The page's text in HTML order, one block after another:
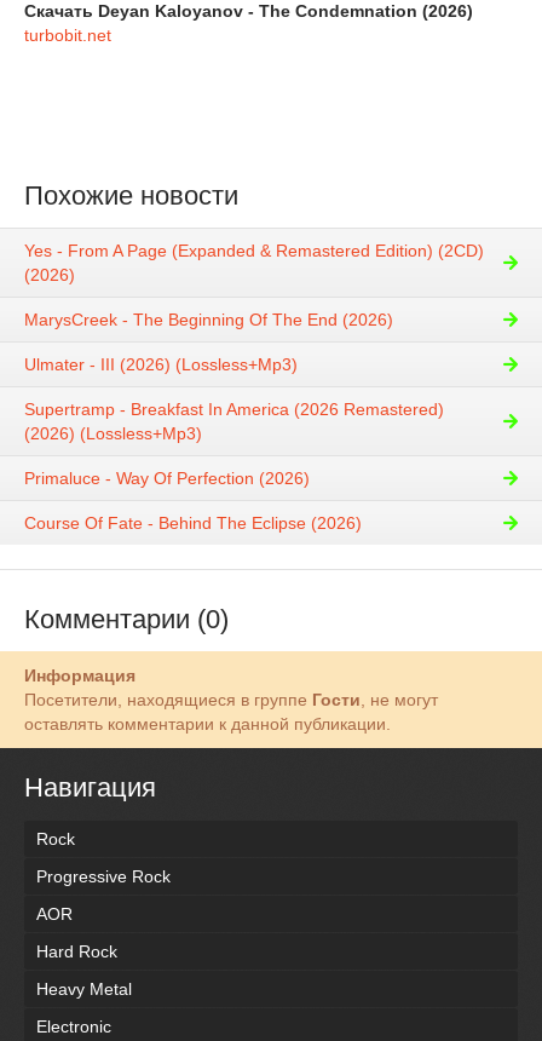
Скачать Deyan Kaloyanov - The Condemnation (2026)
turbobit.net
Похожие новости
Yes - From A Page (Expanded & Remastered Edition) (2CD)
(2026)
MarysCreek - The Beginning Of The End (2026)
Ulmater - III (2026) (Lossless+Mp3)
Supertramp - Breakfast In America (2026 Remastered)
(2026) (Lossless+Mp3)
Primaluce - Way Of Perfection (2026)
Course Of Fate - Behind The Eclipse (2026)
Комментарии (0)
Информация
Посетители, находящиеся в группе Гости, не могут
оставлять комментарии к данной публикации.
Навигация
Rock
Progressive Rock
AOR
Hard Rock
Heavy Metal
Electronic